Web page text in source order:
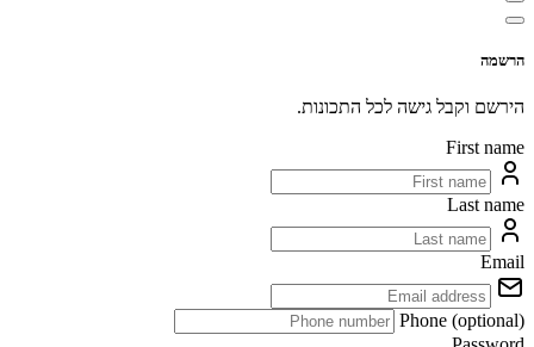
הרשמה
הירשם וקבל גישה לכל התכונות.
First name
Last name
Email
Phone (optional)